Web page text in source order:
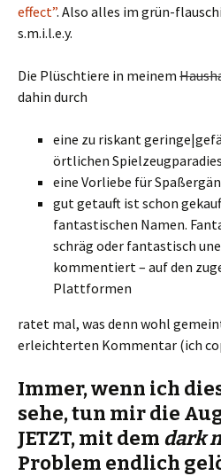
effect”. Also alles im grün-
s.m.i.l.e.y.
Die Plüschtiere in meinem
dahin durch
eine zu riskant
örtlichen Spielzeugparadies
eine Vorliebe für
gut getauft ist schon
fantastischen Namen.
schräg oder fantastisch
kommentiert – auf den
Plattformen
ratet mal, was denn wohl
erleichterten Kommentar (ich
Immer, wenn ich
sehe, tun mir die
JETZT, mit dem dark
Problem endlich